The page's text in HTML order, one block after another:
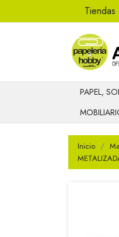
Tiendas
PAPEL,
Inicio